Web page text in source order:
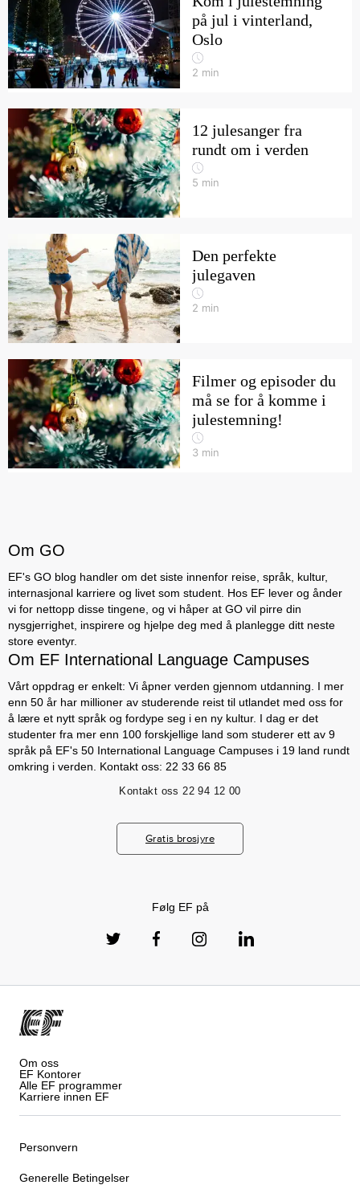
på jul i vinterland,
Oslo
2 min
12 julesanger fra
rundt om i verden
5 min
Den perfekte
julegaven
2 min
Filmer og episoder du
må se for å komme i
julestemning!
3 min
Om GO
EF's GO blog handler om det siste innenfor reise, språk, kultur,
internasjonal karriere og livet som student. Hos EF lever og ånder
vi for nettopp disse tingene, og vi håper at GO vil pirre din
nysgjerrighet, inspirere og hjelpe deg med å planlegge ditt neste
store eventyr.
Om EF International Language Campuses
Vårt oppdrag er enkelt: Vi åpner verden gjennom utdanning. I mer
enn 50 år har millioner av studerende reist til utlandet med oss for
å lære et nytt språk og fordype seg i en ny kultur. I dag er det
studenter fra mer enn 100 forskjellige land som studerer ett av 9
språk på EF's 50 International Language Campuses i 19 land rundt
omkring i verden. Kontakt oss: 22 33 66 85
Kontakt oss 22 94 12 00
Gratis brosjyre
Følg EF på
Om oss
EF Kontorer
Alle EF programmer
Karriere innen EF
Personvern
Generelle Betingelser